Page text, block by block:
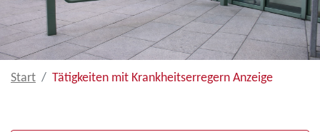
Start Tätigkeiten mit Krankheitserregern Anzeige